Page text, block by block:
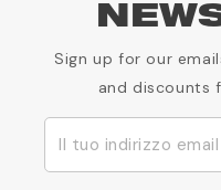
Sign up for our
and discounts